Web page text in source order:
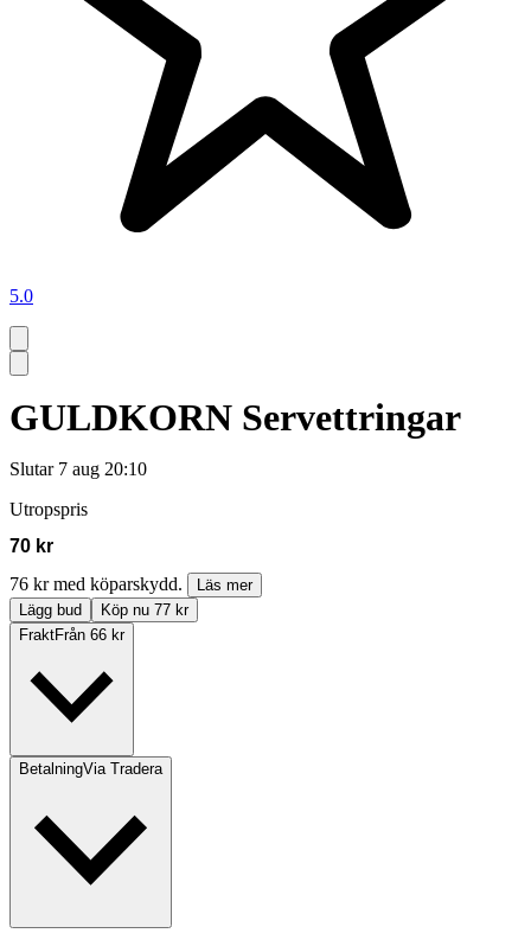
5.0
GULDKORN Servettringar
Slutar 7 aug 20:10
Utropspris
70 kr
76 kr med köparskydd.
Läs mer
Lägg bud
Köp nu 77 kr
FraktFrån 66 kr
BetalningVia Tradera